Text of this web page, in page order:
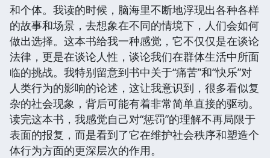
和个体。我读的时候，脑海里不断地浮现出各种各样
的故事和场景，去想象在不同的情境下，人们会如何
做出选择。这本书给我一种感觉，它不仅仅是在谈论
法律，更是在谈论人性，谈论我们在群体生活中所面
临的挑战。我特别留意到书中关于“痛苦”和“快乐”对
人类行为的影响的论述，这让我意识到，很多看似复
杂的社会现象，背后可能有着非常简单直接的驱动。
读完这本书，我感觉自己对“惩罚”的理解不再局限于
表面的报复，而是看到了它在维护社会秩序和塑造个
体行为方面的更深层次的作用。